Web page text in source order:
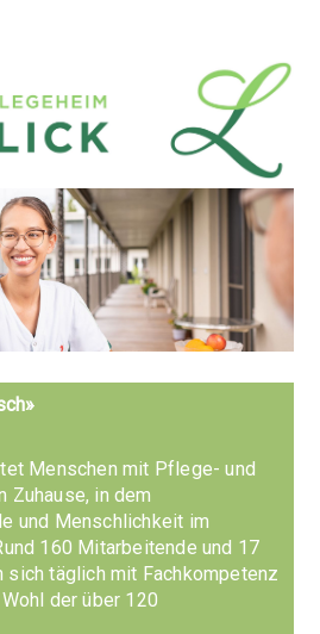
Menschen mit Pflege- und
Zuhause, in dem
und Menschlichkeit im
160 Mitarbeitende und 17
sich täglich mit Fachkompetenz
der über 120